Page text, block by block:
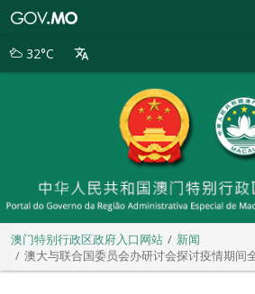
别
32°C
澳门特别行政区政府入口网站
新闻
澳大与联合国委员会办研讨会探讨疫情期间